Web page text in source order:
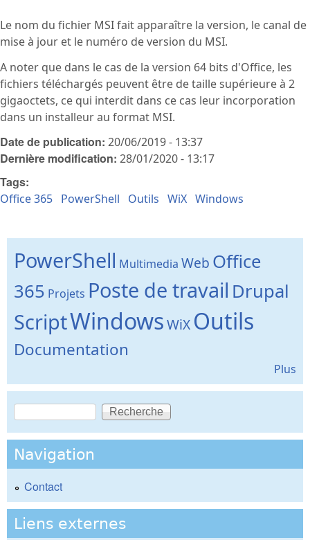
Le nom du fichier MSI fait apparaître la version, le canal de
mise à jour et le numéro de version du MSI.
A noter que dans le cas de la version 64 bits d'Office, les
fichiers téléchargés peuvent être de taille supérieure à 2
gigaoctets, ce qui interdit dans ce cas leur incorporation
dans un installeur au format MSI.
Date de publication: 20/06/2019 - 13:37
Dernière modification: 28/01/2020 - 13:17
Tags:
Office 365 PowerShell Outils WiX Windows
PowerShell Multimedia Web Office
365 Projets Poste de travail Drupal
ScriptWindowsWiX Outils
Documentation
Plus
Formulaire de recherche
Recherche
Navigation
Contact
Liens externes